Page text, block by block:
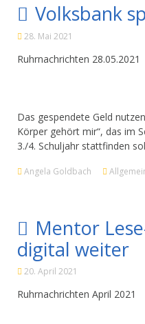
Volksbank
28. Mai 2021
Ruhrnachrichten 28.05.2021
Das gespendete Geld
Körper gehört mir“, das im
3./4. Schuljahr stattfinden
Angela Goldbach
Mentor
digital weiter
20. April 2021
Ruhrnachrichten April 2021